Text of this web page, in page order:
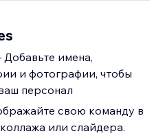
имена,
и фотографии, чтобы
персонал
свою команду в
или слайдера.